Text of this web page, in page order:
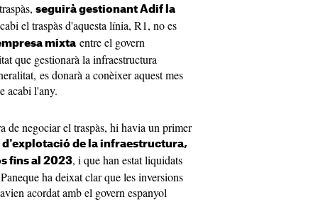
seguirà gestionant Adif la
el traspàs d'aquesta línia, R1, no es
mixta entre el govern
que gestionarà la infraestructura
es donarà a conèixer aquest mes
acabi l'any.
de negociar el traspàs, hi havia un primer
d'explotació de la infraestructura,
fins al 2023, i que han estat liquidats
ha deixat clar que les inversions
acordat amb el govern espanyol